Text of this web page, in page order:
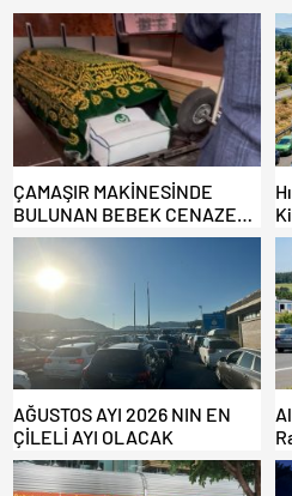
ÇAMAŞIR MAKİNESİNDE
BULUNAN BEBEK CENAZESİ
ŞOK ETTİ
AĞUSTOS AYI 2026 NIN EN
ÇİLELİ AYI OLACAK